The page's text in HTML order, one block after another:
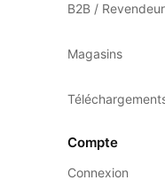
B2B /
Magasins
Compte
Connexion